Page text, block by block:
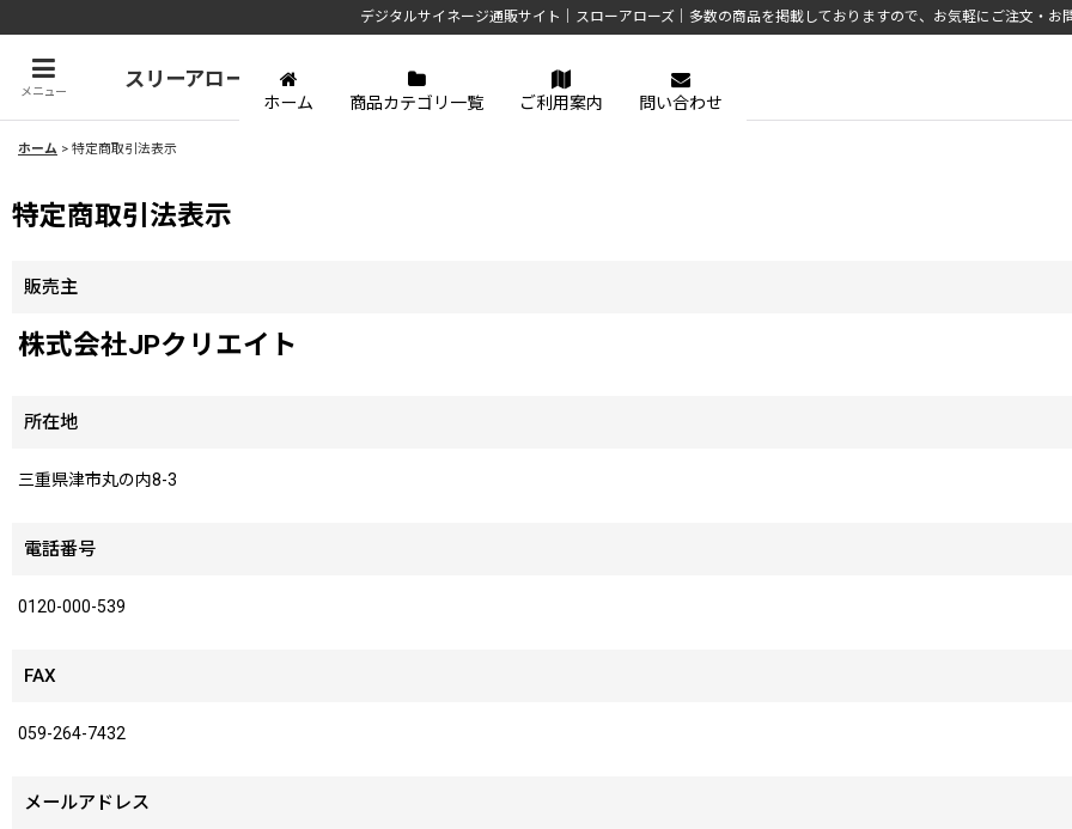
デジタルサイネージ通販サイト｜スローアローズ｜多数の商品を掲載しておりますので、お気軽にご注文・お
メニュー
スリーアローズ
ホーム 商品カテゴリ一覧 ご利用案内 問い合わせ
ホーム > 特定商取引法表示
特定商取引法表示
販売主
株式会社JPクリエイト
所在地
三重県津市丸の内8-3
電話番号
0120-000-539
FAX
059-264-7432
メールアドレス